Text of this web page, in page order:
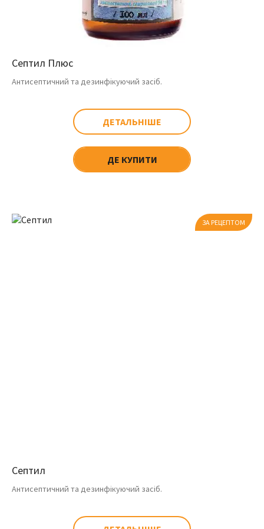
Септил Плюс
Антисептичний та дезинфікуючий засіб.
ДЕТАЛЬНІШЕ
ДЕ КУПИТИ
ЗА РЕЦЕПТОМ
Септил
Антисептичний та дезинфікуючий засіб.